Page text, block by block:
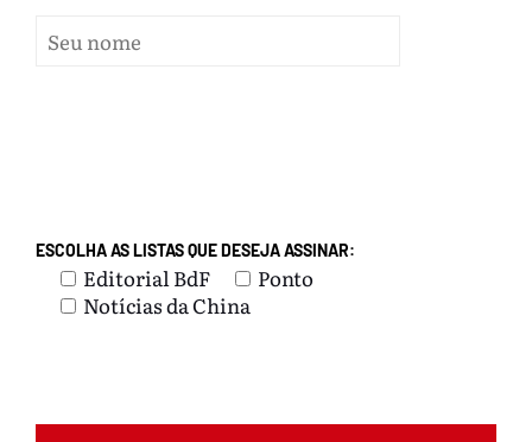
ESCOLHA AS LISTAS QUE DESEJA ASSINAR:
Editorial BdF
Ponto
Notícias da China